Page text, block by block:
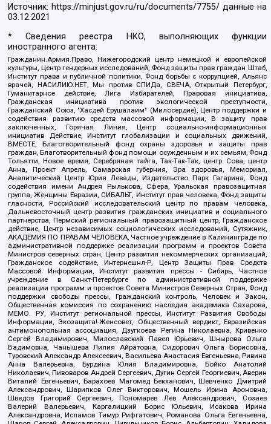
Источник: https://minjust.gov.ru/ru/documents/7755/ данные на
03.12.2021
* Сведения реестра НКО, выполняющих функции
иностранного агента:
Гражданин.Армия.Право, Нижегородский центр немецкой и европейской
культуры, Центр гендерных исследований, Фонд защиты прав граждан Штаб,
Институт права и публичной политики, Фонд борьбы с коррупцией, Альянс
врачей, НАСИЛИЮ.НЕТ, Мы против СПИДа, СВЕЧА, Открытый Петербург,
Гуманитарное действие, Лига Избирателей, Правовая инициатива,
Гражданская инициатива против экологической преступности,
Гражданский Союз, "Хасдей Ерушалаим" (Милосердие), Центр поддержки и
содействия развитию средств массовой информации, В защиту прав
заключенных, Горячая Линия, Центр социально-информационных
инициатив Действие, Институт глобализации и социальных движений,
ВМЕСТЕ, Благотворительный фонд охраны здоровья и защиты прав
граждан, Благотворительный фонд помощи осужденным и их семьям, Фонд
Тольятти, Новое время, Серебряная тайга, Так-Так-Так, центр Сова, центр
Анна, Проект Апрель, Самарская губерния, Эра здоровья, Мемориал,
Аналитический Центр Юрия Левады, Издательство Парк Гагарина, Фонд
содействия имени Андрея Рылькова, Сфера, Уральская правозащитная
группа, Женщины Евразии, СИБАЛЬТ, Институт прав человека, Фонд защиты
гласности, Российский исследовательский центр по правам человека,
Дальневосточный центр развития гражданских инициатив и социального
партнерства, Пермский региональный правозащитный центр, Гражданское
действие, Центр независимых социологических исследований, Сутяжник,
АКАДЕМИЯ ПО ПРАВАМ ЧЕЛОВЕКА, Частное учреждение в Калининграде по
административной поддержке реализации программ и проектов Совета
Министров северных стран, Центр развития некоммерческих организаций,
Гражданское содействие, Интернешнл-Р, Центр Защиты Прав Средств
Массовой Информации, Институт развития прессы - Сибирь, Частное
учреждение в Санкт-Петербурге по административной поддержке
реализации программ и проектов Совета Министров Северных Стран, Фонд
поддержки свободы прессы, Гражданский контроль, Человек и Закон,
Общественная комиссия по сохранению наследия академика Сахарова,
МЕМО. РУ, Институт региональной прессы, Институт Развития Свободы
Информации, Экозащита!-Женсовет, Общественный вердикт, Евразийская
антимонопольная ассоциация, Дзугкоева Регина Николаевна, Кривенко
Сергей Владимирович, Милославский Павел Юрьевич, Шнырова Ольга
Вадимовна, Чанышева Лилия Айратовна, Сидорович Ольга Борисовна,
Туровский Александр Алексеевич, Васильева Анастасия Евгеньевна, Ривина
Анна Валерьевна, Бурдина Юлия Владимировна, Бойко Анатолий
Николаевич, Пивоваров Андрей Сергеевич, Дугин Сергей Георгиевич, Аверин
Виталий Евгеньевич, Барахоев Магомед Бекханович, Шевченко Дмитрий
Александрович, Шарипков Олег Викторович, Мошель Ирина Ароновна,
Шведов Григорий Сергеевич, Пономарев Лев Александрович, Созаев
Валерий Валерьевич, Каргалицкий Борис Юльевич, Исакова Ирина
Александровна, Исламов Тимур Рифгатович, Романова Ольга Евгеньевна,